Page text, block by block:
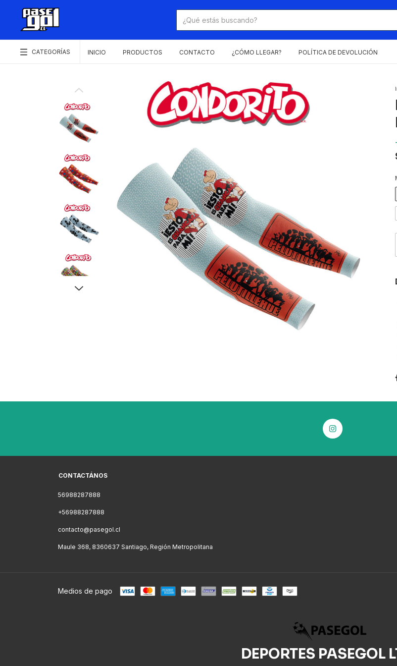
CATEGORÍAS INICIO PRODUCTOS CONTACTO ¿CÓMO LLEGAR? POLÍTICA DE DEVOLUCIÓN
-
CONTACTÁNOS
56988287888
+56988287888
contacto@pasegol.cl
Maule 368, 8360637 Santiago, Región Metropolitana
Medios de pago
DEPORTES PASEGOL